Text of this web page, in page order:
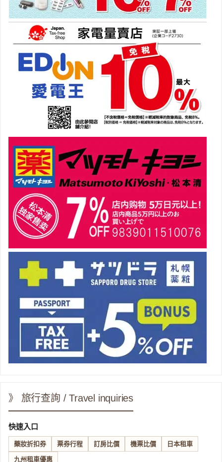
》 旅行查詢 / Travel inquiries
快速入口
藥妝折扣券 票券行程 訂房比價 機票比價 日本租車
九州租車優惠